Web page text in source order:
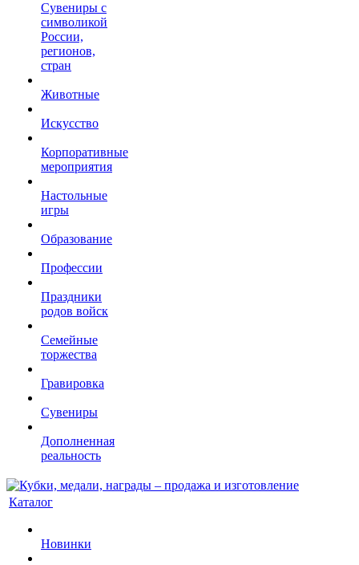
Сувениры с
символикой
России,
регионов,
стран
Животные
Искусство
Корпоративные
мероприятия
Настольные
игры
Образование
Профессии
Праздники
родов войск
Семейные
торжества
Гравировка
Сувениры
Дополненная
реальность
Каталог
Новинки